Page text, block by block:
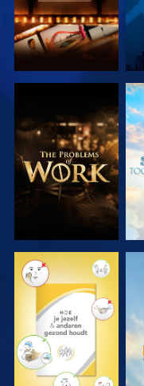
VERKEN DE
SERIE
KIJK